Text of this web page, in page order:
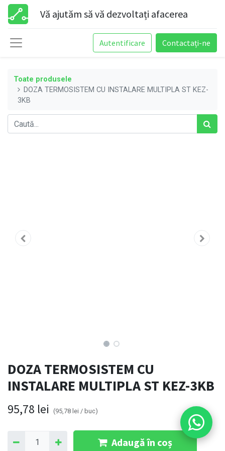
Vă ajutăm să vă dezvoltați afacerea
Autentificare Contactați-ne
Toate produsele
DOZA TERMOSISTEM CU INSTALARE MULTIPLA ST KEZ-
3KB
DOZA TERMOSISTEM CU
INSTALARE MULTIPLA ST KEZ-3KB
95,78 lei (95,78 lei / buc)
Adaugă în coș